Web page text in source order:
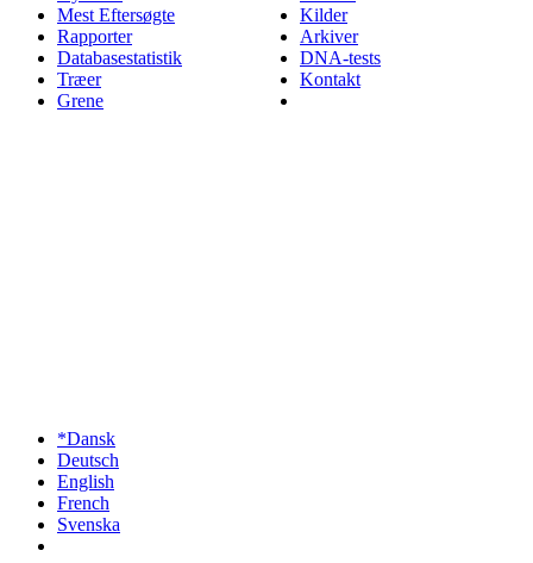
Mest Eftersøgte
Rapporter
Databasestatistik
Træer
Grene
Kilder
Arkiver
DNA-tests
Kontakt
*Dansk
Deutsch
English
French
Svenska